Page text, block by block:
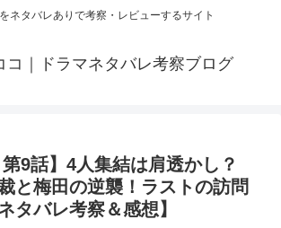
ネタバレありで考察・レビューするサイト
コ｜ドラマネタバレ考察ブログ
第9話】4人集結は肩透かし？
と梅田の逆襲！ラストの訪問
タバレ考察＆感想】